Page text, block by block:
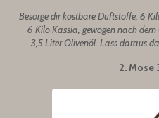
Besorge dir kostbare Duftstoffe, 6
6 Kilo Kassia, gewogen nach
3,5 Liter Olivenöl. Lass daraus
2. Mose